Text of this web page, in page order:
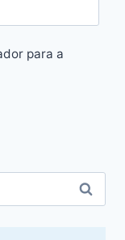
para a